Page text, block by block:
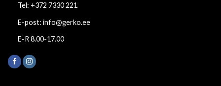
Tel: +372 7330 221
E-post: info@gerko.ee
E-R 8.00-17.00